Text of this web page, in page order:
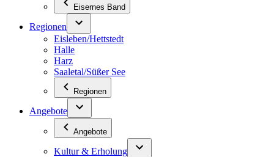
Eisernes Band
Regionen
Eisleben/Hettstedt
Halle
Harz
Saaletal/Süßer See
Regionen
Angebote
Angebote
Kultur & Erholung